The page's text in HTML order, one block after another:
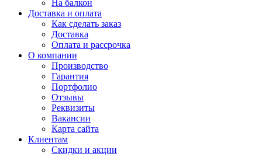
На балкон
Доставка и оплата
Как сделать заказ
Доставка
Оплата и рассрочка
О компании
Производство
Гарантия
Портфолио
Отзывы
Реквизиты
Вакансии
Карта сайта
Клиентам
Скидки и акции